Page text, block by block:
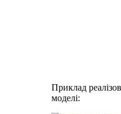
Приклад
моделі: